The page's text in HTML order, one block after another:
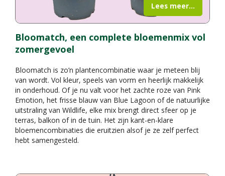
Bloomatch, een complete bloemenmix vol
zomergevoel
Bloomatch is zo’n plantencombinatie waar je meteen blij
van wordt. Vol kleur, speels van vorm en heerlijk makkelijk
in onderhoud. Of je nu valt voor het zachte roze van Pink
Emotion, het frisse blauw van Blue Lagoon of de natuurlijke
uitstraling van Wildlife, elke mix brengt direct sfeer op je
terras, balkon of in de tuin. Het zijn kant-en-klare
bloemencombinaties die eruitzien alsof je ze zelf perfect
hebt samengesteld.
Lees meer...